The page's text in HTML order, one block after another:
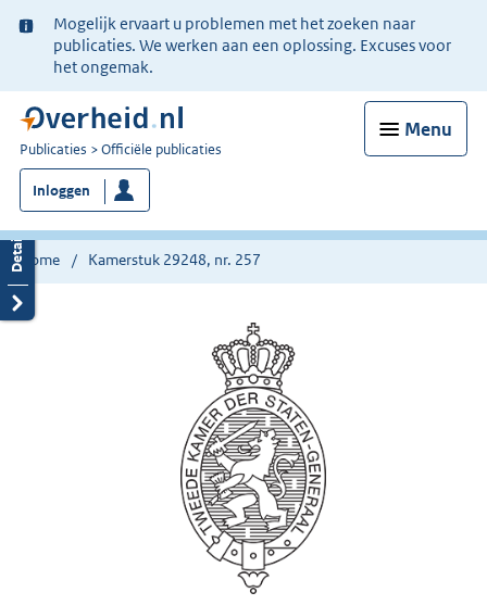
Ter
informatie:
Mogelijk ervaart u problemen met het zoeken naar
publicaties. We werken aan een oplossing. Excuses voor
het ongemak.
Menu
U
bent
nu
hier:
Publicaties Officiële publicaties
Inloggen
Home Kamerstuk 29248, nr. 257